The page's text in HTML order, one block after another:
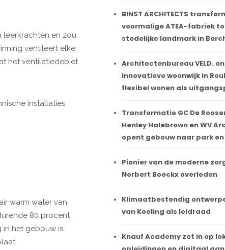
leerkrachten en zou
ventileert elke
het ventilatiedebiet
installaties
warm water van
80 procent
in het gebouw is
BINST ARCHITECTS
voormalige ATEA-fabriek
stedelijke landmark in
Architectenbureau VELD.
innovatieve woonwijk in
flexibel wonen als
Transformatie GC De
Henley Halebrown en WV
opent gebouw naar park
Pionier van de moderne
Norbert Boeckx overleden
Klimaatbestendig
van Koeling als leidraad
Knauf Academy zet in op